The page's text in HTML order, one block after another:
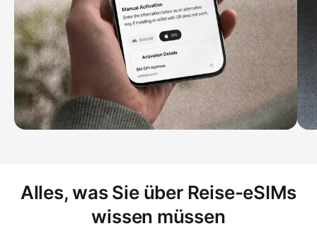
Alles, was Sie über Reise-eSIMs
wissen müssen